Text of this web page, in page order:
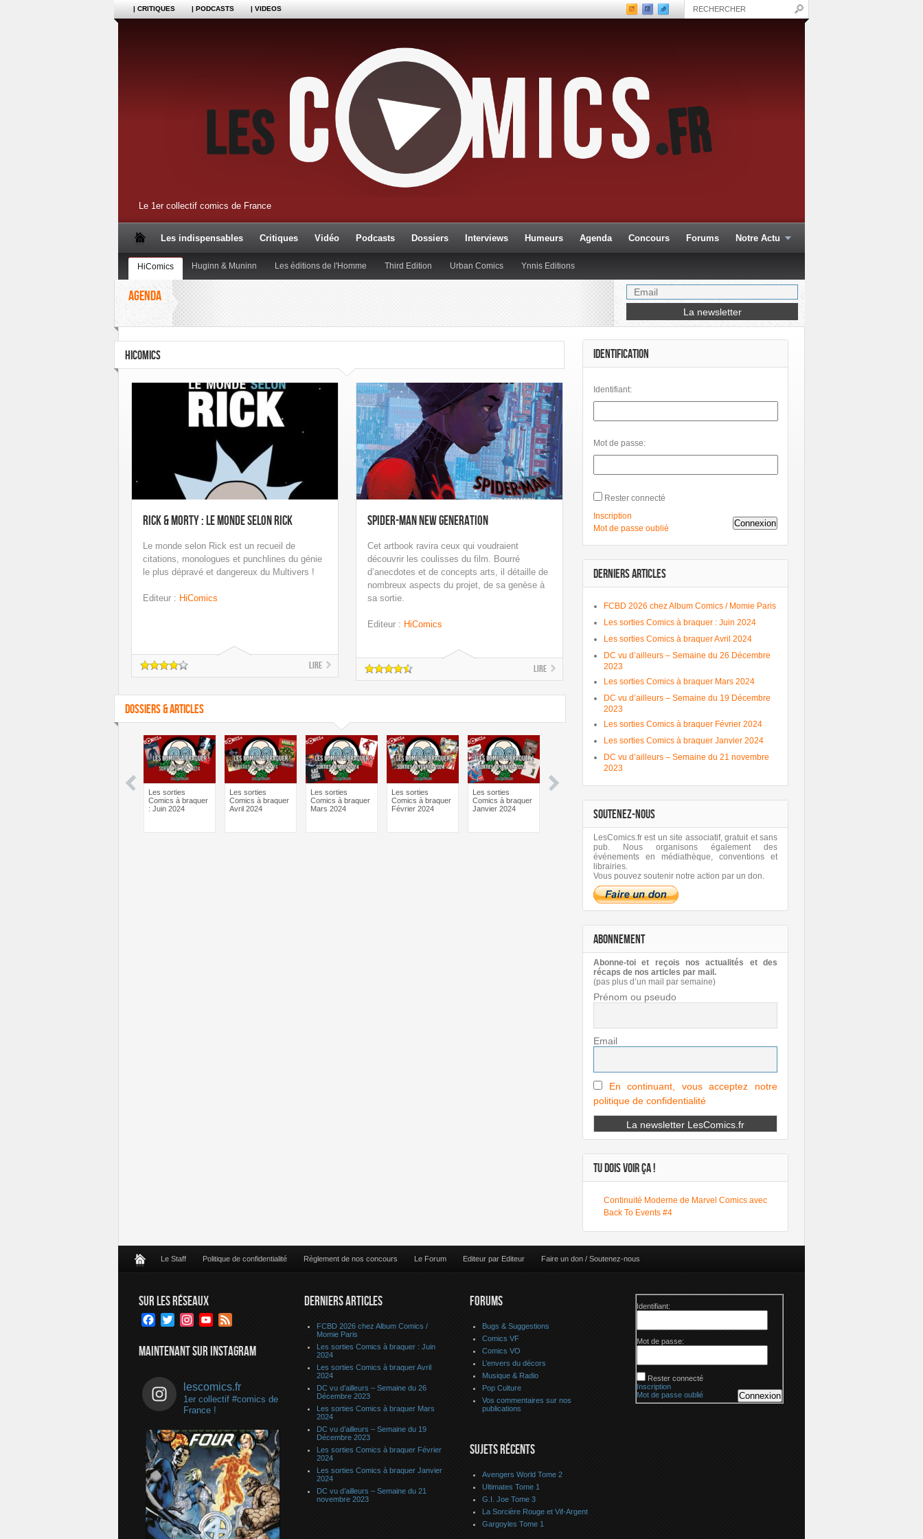
| CRITIQUES | PODCASTS | VIDEOS
Le 1er collectif comics de France
Les indispensables Critiques Vidéo Podcasts Dossiers Interviews Humeurs Agenda Concours Forums Notre Actu
HiComics Huginn & Muninn Les éditions de l'Homme Third Edition Urban Comics Ynnis Editions
AGENDA
HICOMICS
Rick & Morty : Le monde selon Rick
Le monde selon Rick est un recueil de
citations, monologues et punchlines du génie
le plus dépravé et dangereux du Multivers !
Editeur : HiComics
Lire
Spider-Man New Generation
Cet artbook ravira ceux qui voudraient
découvrir les coulisses du film. Bourré
d’anecdotes et de concepts arts, il détaille de
nombreux aspects du projet, de sa genèse à
sa sortie.
Editeur : HiComics
Lire
DOSSIERS & ARTICLES
Les sorties
Comics à braquer
: Juin 2024
Les sorties
Comics à braquer
Avril 2024
Les sorties
Comics à braquer
Mars 2024
Les sorties
Comics à braquer
Février 2024
Les sorties
Comics à braquer
Janvier 2024
Comics à braquer
Octobre 2023
Day Bane – Le
débrief psy des
comics !
Day Catwoman –
IDENTIFICATION
Identifiant:
Mot de passe:
Rester connecté
Connexion
Inscription
Mot de passe oublié
DERNIERS ARTICLES
FCBD 2026 chez Album Comics / Momie Paris
Les sorties Comics à braquer : Juin 2024
Les sorties Comics à braquer Avril 2024
DC vu d’ailleurs – Semaine du 26 Décembre
2023
Les sorties Comics à braquer Mars 2024
DC vu d’ailleurs – Semaine du 19 Décembre
2023
Les sorties Comics à braquer Février 2024
Les sorties Comics à braquer Janvier 2024
DC vu d’ailleurs – Semaine du 21 novembre
2023
SOUTENEZ-NOUS
LesComics.fr est un site associatif, gratuit et sans
pub. Nous organisons également des
événements en médiathèque, conventions et
librairies.
Vous pouvez soutenir notre action par un don.
ABONNEMENT
Abonne-toi et reçois nos actualités et des
récaps de nos articles par mail.
(pas plus d’un mail par semaine)
Prénom ou pseudo
Email
En continuant, vous acceptez notre
politique de confidentialité
TU DOIS VOIR ÇA !
Continuité Moderne de Marvel Comics avec
Back To Events #4
Le Staff Politique de confidentialité Règlement de nos concours Le Forum Editeur par Editeur Faire un don / Soutenez-nous
SUR LES RÉSEAUX
Facebook
TwitterInstagramYouTube
MAINTENANT SUR INSTAGRAM
lescomics.fr
1er collectif #comics de
France !
DERNIERS ARTICLES
FCBD 2026 chez Album Comics /
Momie Paris
Les sorties Comics à braquer : Juin
2024
Les sorties Comics à braquer Avril
2024
DC vu d’ailleurs – Semaine du 26
Décembre 2023
Les sorties Comics à braquer Mars
2024
DC vu d’ailleurs – Semaine du 19
Décembre 2023
Les sorties Comics à braquer Février
2024
Les sorties Comics à braquer Janvier
2024
DC vu d’ailleurs – Semaine du 21
novembre 2023
FORUMS
Bugs & Suggestions
Comics VF
Comics VO
L’envers du décors
Musique & Radio
Pop Culture
Vos commentaires sur nos
publications
SUJETS RÉCENTS
Avengers World Tome 2
Ultimates Tome 1
G.I. Joe Tome 3
La Sorcière Rouge et Vif-Argent
Gargoyles Tome 1
Identifiant:
Mot de passe:
Rester connecté
Connexion
Inscription
Mot de passe oublié